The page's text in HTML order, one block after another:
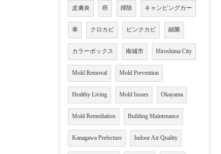
皮膚炎 癌 掃除 キャンピングカー
車 クロカビ ピンクカビ 細菌
カラーボックス 南城市 Hiroshima City
Mold Removal Mold Prevention
Healthy Living Mold Issues Okayama
Mold Remediation Building Maintenance
Kanagawa Prefecture Indoor Air Quality